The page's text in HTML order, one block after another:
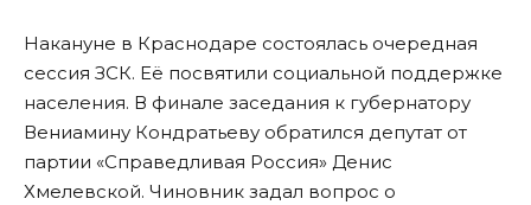
Накануне в Краснодаре состоялась очередная
сессия ЗСК. Её посвятили социальной поддержке
населения. В финале заседания к губернатору
Вениамину Кондратьеву обратился депутат от
партии «Справедливая Россия» Денис
Хмелевской. Чиновник задал вопрос о